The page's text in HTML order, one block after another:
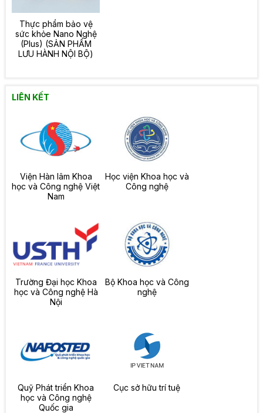
Thực phẩm bảo vệ
sức khỏe Nano Nghệ
(Plus) (SẢN PHẨM
LƯU HÀNH NỘI BỘ)
LIÊN KẾT
Viện Hàn lâm Khoa
học và Công nghệ Việt
Nam
Học viện Khoa học và
Công nghệ
Trường Đại học Khoa
học và Công nghệ Hà
Nội
Bộ Khoa học và Công
nghệ
Quỹ Phát triển Khoa
học và Công nghệ
Quốc gia
Cục sở hữu trí tuệ